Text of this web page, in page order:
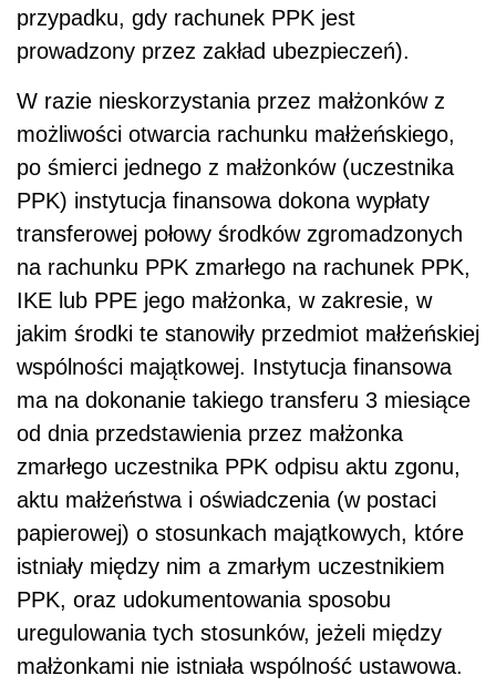
przypadku, gdy rachunek PPK jest
prowadzony przez zakład ubezpieczeń).
W razie nieskorzystania przez małżonków z
możliwości otwarcia rachunku małżeńskiego,
po śmierci jednego z małżonków (uczestnika
PPK) instytucja finansowa dokona wypłaty
transferowej połowy środków zgromadzonych
na rachunku PPK zmarłego na rachunek PPK,
IKE lub PPE jego małżonka, w zakresie, w
jakim środki te stanowiły przedmiot małżeńskiej
wspólności majątkowej. Instytucja finansowa
ma na dokonanie takiego transferu 3 miesiące
od dnia przedstawienia przez małżonka
zmarłego uczestnika PPK odpisu aktu zgonu,
aktu małżeństwa i oświadczenia (w postaci
papierowej) o stosunkach majątkowych, które
istniały między nim a zmarłym uczestnikiem
PPK, oraz udokumentowania sposobu
uregulowania tych stosunków, jeżeli między
małżonkami nie istniała wspólność ustawowa.